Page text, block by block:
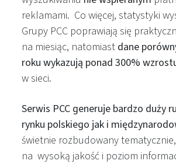
reklamami. Co więcej, statystyki
Grupy PCC poprawiają się
na miesiąc, natomiast dane
roku wykazują ponad 300%
w sieci.
Serwis PCC generuje bardzo duży
rynku polskiego jak i
świetnie rozbudowany
na wysoką jakość i poziom